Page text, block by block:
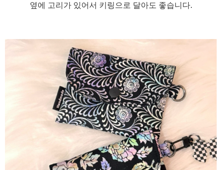
옆에 고리가 있어서 키링으로 달아도 좋습니다.